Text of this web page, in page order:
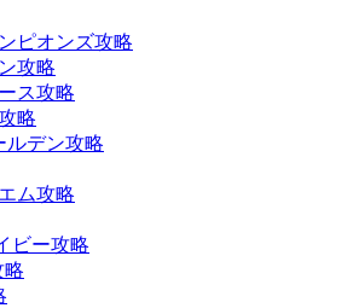
ピオンズ攻略
攻略
ス攻略
略
ルデン攻略
ム攻略
ビー攻略
略